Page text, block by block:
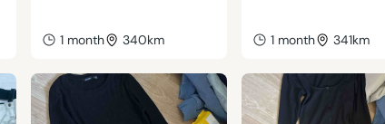
1 month 340km 1 month 341km